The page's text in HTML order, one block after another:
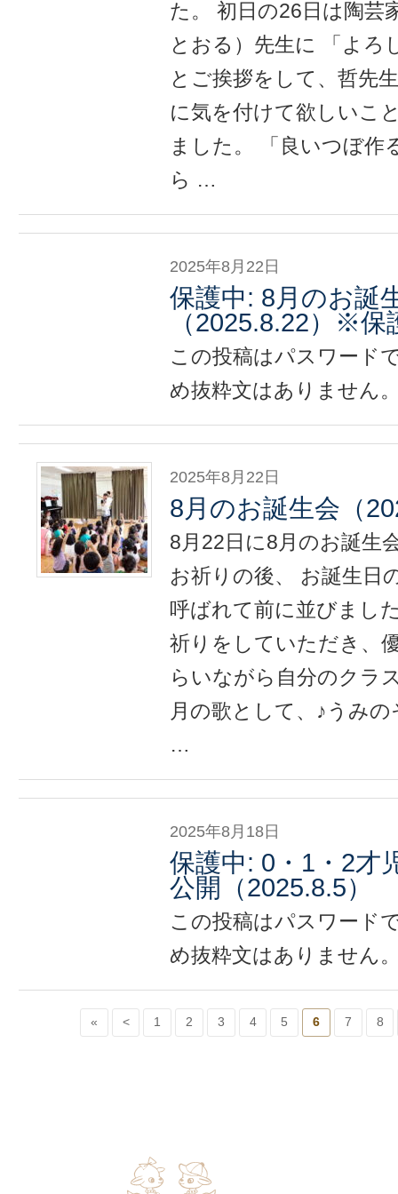
た。 初日の26日は陶芸
とおる）先生に 「よろ
とご挨拶をして、哲先
に気を付けて欲しいこ
ました。 「良いつぼ作
ら …
2025年8月22日
保護中: 8月のお誕
（2025.8.22）※
この投稿はパスワード
め抜粋文はありません
2025年8月22日
8月のお誕生会（
8月22日に8月のお誕生
お祈りの後、 お誕生日
呼ばれて前に並びまし
祈りをしていただき、
らいながら自分のクラ
月の歌として、♪うみ
…
2025年8月18日
保護中: 0・1・2才
公開（2025.8.5）
この投稿はパスワード
め抜粋文はありません
« < 1 2 3 4 5 6 7 8